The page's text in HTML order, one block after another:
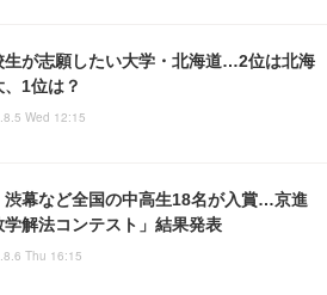
生が志願したい大学・北海道…2位は北海
、1位は？
Wed 12:15
渋幕など全国の中高生18名が入賞…京進
学解法コンテスト」結果発表
Thu 16:15